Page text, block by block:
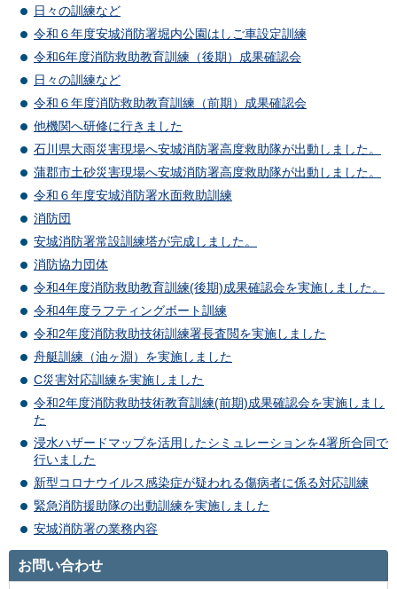
日々の訓練など
令和６年度安城消防署堀内公園はしご車設定訓練
令和6年度消防救助教育訓練（後期）成果確認会
日々の訓練など
令和６年度消防救助教育訓練（前期）成果確認会
他機関へ研修に行きました
石川県大雨災害現場へ安城消防署高度救助隊が出動しました。
蒲郡市土砂災害現場へ安城消防署高度救助隊が出動しました。
令和６年度安城消防署水面救助訓練
消防団
安城消防署常設訓練塔が完成しました。
消防協力団体
令和4年度消防救助教育訓練(後期)成果確認会を実施しました。
令和4年度ラフティングボート訓練
令和2年度消防救助技術訓練署長査閲を実施しました
舟艇訓練（油ヶ淵）を実施しました
C災害対応訓練を実施しました
令和2年度消防救助技術教育訓練(前期)成果確認会を実施しまし
た
浸水ハザードマップを活用したシミュレーションを4署所合同で
行いました
新型コロナウイルス感染症が疑われる傷病者に係る対応訓練
緊急消防援助隊の出動訓練を実施しました
安城消防署の業務内容
お問い合わせ